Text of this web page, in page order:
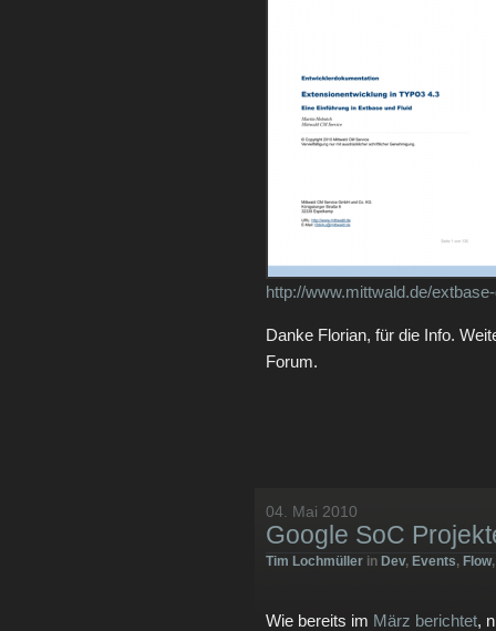
http://www.mittwald.de/
Danke Florian, für die Info.
Forum.
04. Mai 2010
Google SoC
Tim Lochmüller in Dev, Events, Flow
Wie bereits im März berichtet,